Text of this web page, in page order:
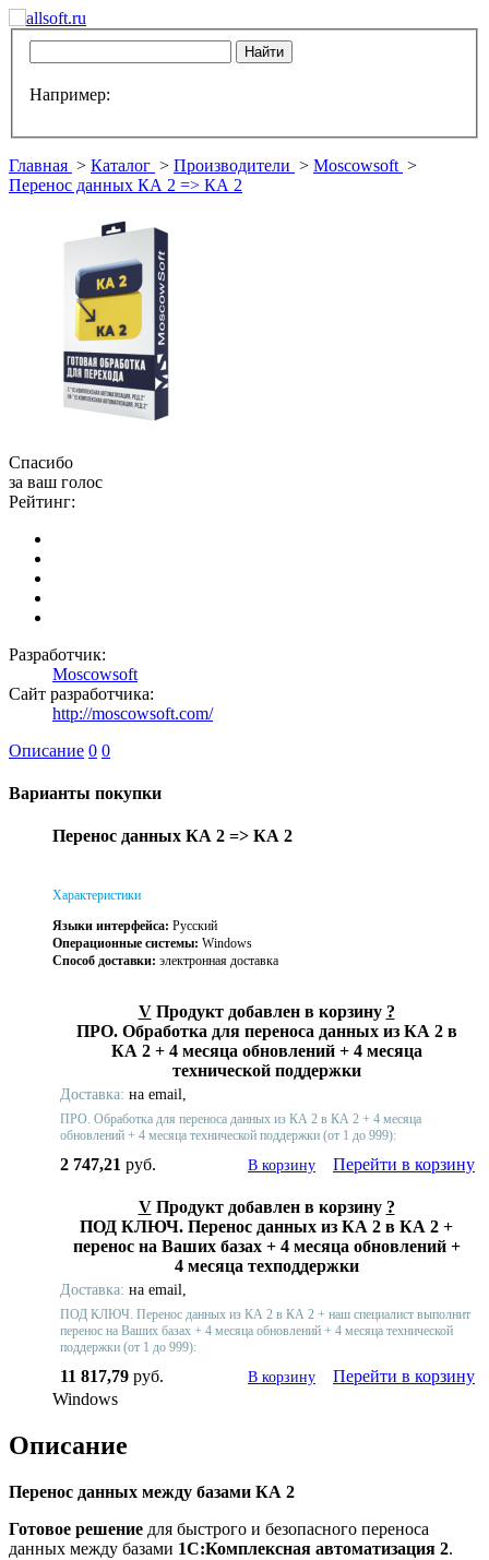
Например:
Главная > Каталог > Производители > Moscowsoft >
Перенос данных КА 2 => КА 2
Спасибо
за ваш голос
Рейтинг:
Разработчик:
Moscowsoft
Сайт разработчика:
http://moscowsoft.com/
Описание 0 0
Варианты покупки
Перенос данных КА 2 => КА 2
Характеристики
Языки интерфейса: Русский
Операционные системы: Windows
Способ доставки: электронная доставка
V Продукт добавлен в корзину ?
ПРО. Обработка для переноса данных из КА 2 в
КА 2 + 4 месяца обновлений + 4 месяца
технической поддержки
Доставка: на email,
ПРО. Обработка для переноса данных из КА 2 в КА 2 + 4 месяца
обновлений + 4 месяца технической поддержки (от 1 до 999):
2 747,21 руб. В корзину Перейти в корзину
V Продукт добавлен в корзину ?
ПОД КЛЮЧ. Перенос данных из КА 2 в КА 2 +
перенос на Ваших базах + 4 месяца обновлений +
4 месяца техподдержки
Доставка: на email,
ПОД КЛЮЧ. Перенос данных из КА 2 в КА 2 + наш специалист выполнит
перенос на Ваших базах + 4 месяца обновлений + 4 месяца технической
поддержки (от 1 до 999):
11 817,79 руб. В корзину
Перейти в корзину
Windows
Описание
Перенос данных между базами КА 2
Готовое решение для быстрого и безопасного переноса
данных между базами 1С:Комплексная автоматизация 2.